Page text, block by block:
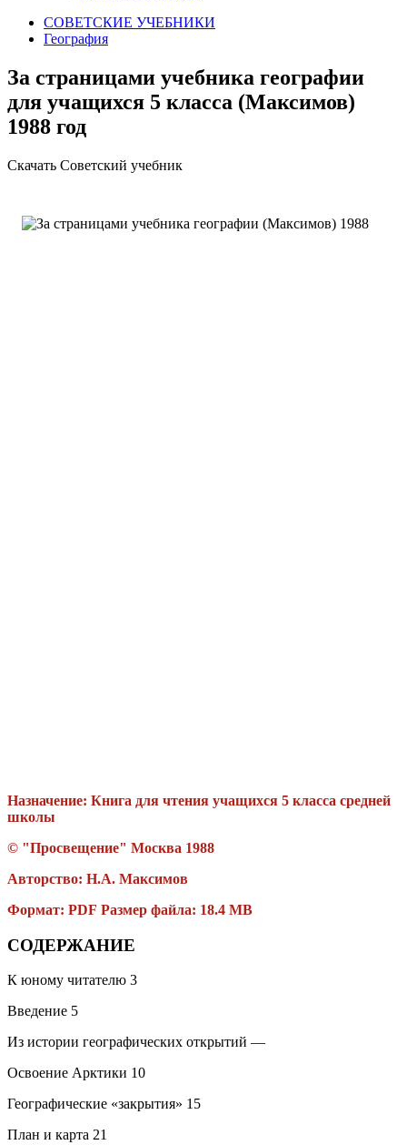
СОВЕТСКИЕ УЧЕБНИКИ
География
За страницами учебника географии
для учащихся 5 класса (Максимов)
1988 год
Скачать Советский учебник
Назначение: Книга для чтения учащихся 5 класса средней
школы
© "Просвещение" Москва 1988
Авторство: Н.А. Максимов
Формат: PDF Размер файла: 18.4 MB
СОДЕРЖАНИЕ
К юному читателю 3
Введение 5
Из истории географических открытий —
Освоение Арктики 10
Географические «закрытия» 15
План и карта 21